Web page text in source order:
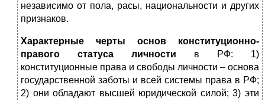
независимо от пола, расы, национальности и других
признаков.
Характерные черты основ конституционно-
правого статуса личности в РФ: 1)
конституционные права и свободы личности – основа
государственной заботы и всей системы права в РФ;
2) они обладают высшей юридической силой; 3) эти